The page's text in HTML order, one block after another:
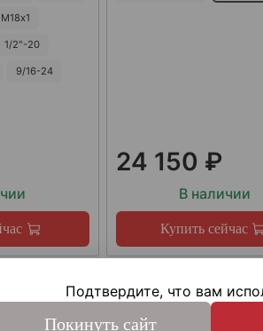
М18х1
1/2"-20
9/16-24
24 150 ₽
В наличии
Купить сейчас
Подтвердите, что вам
Покинуть сайт